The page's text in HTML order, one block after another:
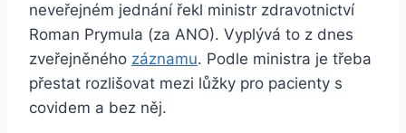
neveřejném jednání řekl ministr zdravotnictví
Roman Prymula (za ANO). Vyplývá to z dnes
zveřejněného záznamu. Podle ministra je třeba
přestat rozlišovat mezi lůžky pro pacienty s
covidem a bez něj.